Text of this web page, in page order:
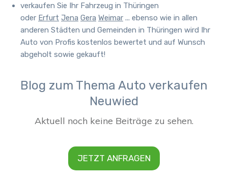
verkaufen Sie Ihr Fahrzeug in Thüringen
oder Erfurt Jena Gera Weimar ... ebenso wie in allen
anderen Städten und Gemeinden in Thüringen wird Ihr
Auto von Profis kostenlos bewertet und auf Wunsch
abgeholt sowie gekauft!
Blog zum Thema Auto verkaufen
Neuwied
JETZT ANFRAGEN